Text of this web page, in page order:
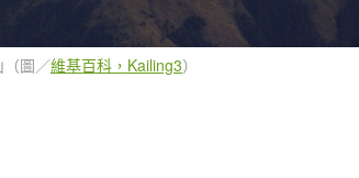
圖／維基百科，Kailing3）